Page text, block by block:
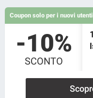
Coupon solo per i nuovi utenti
-10%
SCONTO